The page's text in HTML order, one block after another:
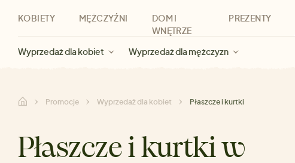
KOBIETY
Nowości Odzież Akcesoria Marki Zniżki
MĘŻCZYŹNI
Nowości Odzież Marki Zniżki
DOM I
WNĘTRZE
PREZENTY
Dla kobiet Dla mężczyzn Dla dzieci Dla wszystkich
Wyprzedaż dla kobiet Wyprzedaż dla mężczyzn
Promocje Wyprzedaż dla kobiet Płaszcze i kurtki
Płaszcze i kurtki w